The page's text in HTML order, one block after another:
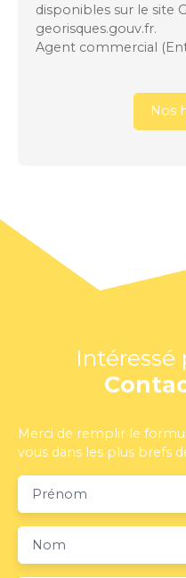
disponibles sur le site
georisques.gouv.fr.
Agent commercial
Nos
Intéressé
Merci de remplir le
vous dans les plus brefs
Prénom
Nom